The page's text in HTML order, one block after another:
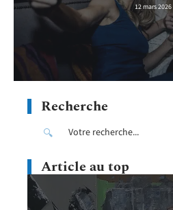
12 mars 2026
Recherche
Article au top